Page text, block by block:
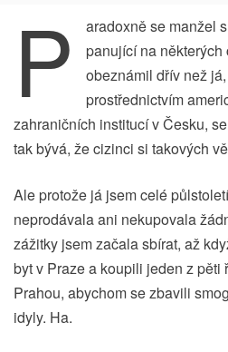
P
aradoxně se manžel
panující na některých
obeznámil dřív než
prostřednictvím
zahraničních institucí v Česku,
tak bývá, že cizinci si takových
Ale protože já jsem celé
neprodávala ani nekupovala
zážitky jsem začala sbírat, až
byt v Praze a koupili jeden z pěti
Prahou, abychom se zbavili
idyly. Ha.